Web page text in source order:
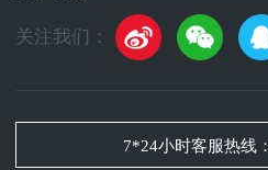
关注我们：
7*24小时客服热线：